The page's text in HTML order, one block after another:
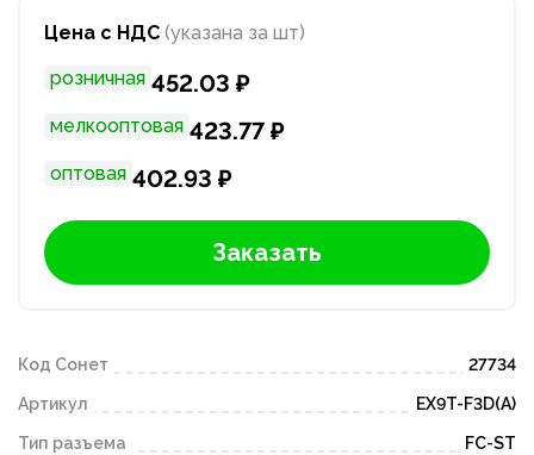
Цена с НДС (указана за шт)
розничная 452.03 ₽
мелкооптовая 423.77 ₽
оптовая 402.93 ₽
Заказать
Код Сонет 27734
Артикул EX9T-F3D(A)
Тип разъема FC-ST